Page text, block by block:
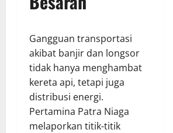
Gangguan transportasi
akibat banjir dan longsor
tidak hanya menghambat
kereta api, tetapi juga
distribusi energi.
Pertamina Patra Niaga
melaporkan titik-titik